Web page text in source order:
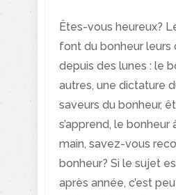
Êtes-vous heureux?
font du bonheur leurs
depuis des lunes : le
autres, une dictature
saveurs du bonheur,
s’apprend, le
main, savez-vous
bonheur? Si le sujet
après année, c’est